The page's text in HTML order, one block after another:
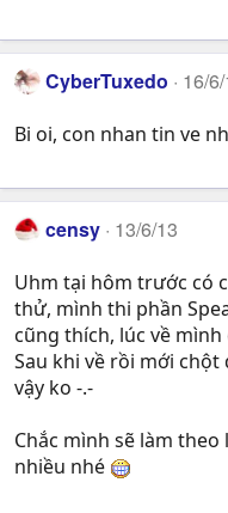
CyberTuxedo 16/
Bi oi, con nhan tin ve
censy 13/6/13
Uhm tại hôm trước có
thử, mình thi phần
cũng thích, lúc về
Sau khi về rồi mới
vậy ko -.-
Chắc mình sẽ làm theo
nhiều nhé